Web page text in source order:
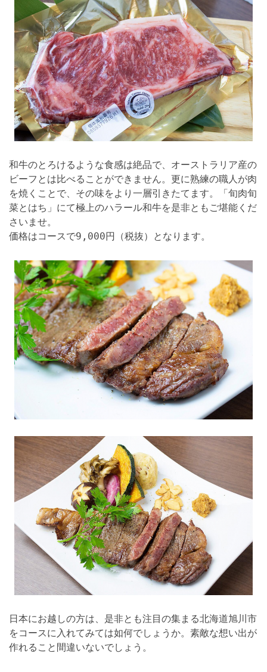
和牛のとろけるような食感は絶品で、オーストラリア産の
ビーフとは比べることができません。更に熟練の職人が肉
を焼くことで、その味をより一層引きたてます。「旬肉旬
菜とはち」にて極上のハラール和牛を是非ともご堪能くだ
さいませ。
価格はコースで9,000円（税抜）となります。
日本にお越しの方は、是非とも注目の集まる北海道旭川市
をコースに入れてみては如何でしょうか。素敵な想い出が
作れること間違いないでしょう。